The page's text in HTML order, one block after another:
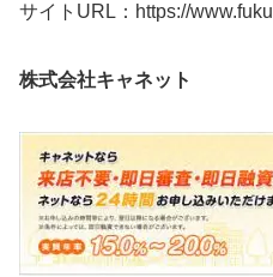
サイトURL：https://
株式会社キャネット